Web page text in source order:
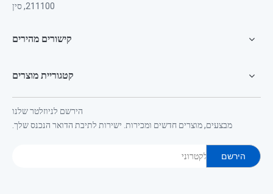
211100, סין
קישורים מהירים
קטגוריית מוצרים
הירשם לניוזלטר שלנו
מבצעים, מוצרים חדשים ומכירות. ישירות לתיבת הדואר הנכנס שלך.
הירשם